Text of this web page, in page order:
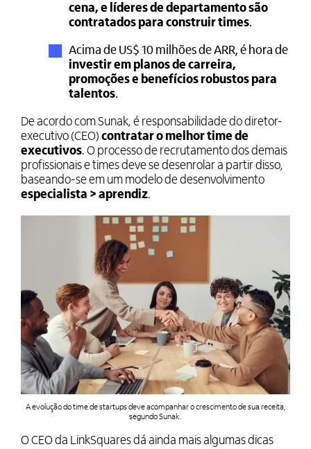
cena, e líderes de departamento são
contratados para construir times.
Acima de US$ 10 milhões de ARR, é hora de
investir em planos de carreira,
promoções e benefícios robustos para
talentos.
De acordo com Sunak, é responsabilidade do diretor-
executivo (CEO) contratar o melhor time de
executivos. O processo de recrutamento dos demais
profissionais e times deve se desenrolar a partir disso,
baseando-se em um modelo de desenvolvimento
especialista > aprendiz.
A evolução do time de startups deve acompanhar o crescimento de sua receita,
segundo Sunak.
O CEO da LinkSquares dá ainda mais algumas dicas